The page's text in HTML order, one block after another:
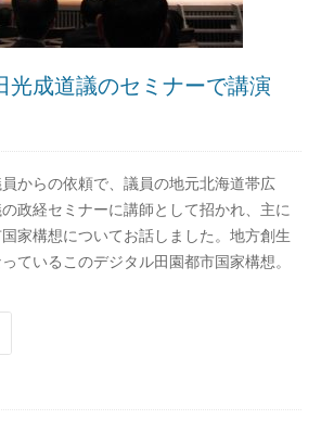
光成道議のセミナーで講演
からの依頼で、議員の地元北海道帯広
政経セミナーに講師として招かれ、主に
家構想についてお話しました。地方創生
ているこのデジタル田園都市国家構想。